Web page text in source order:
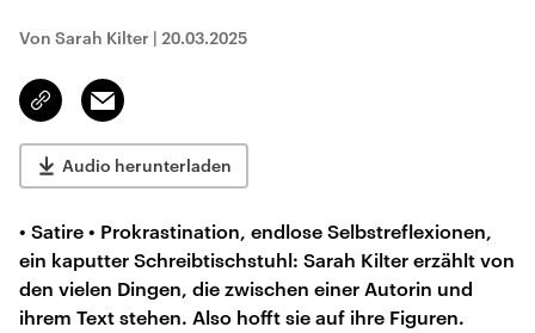
Von Sarah Kilter | 20.03.2025
Link
kopieren/teilen
Email
Audio herunterladen
• Satire • Prokrastination, endlose Selbstreflexionen,
ein kaputter Schreibtischstuhl: Sarah Kilter erzählt von
den vielen Dingen, die zwischen einer Autorin und
ihrem Text stehen. Also hofft sie auf ihre Figuren.